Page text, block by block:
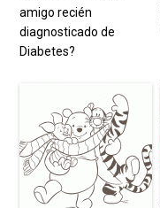
amigo recién
diagnosticado de
Diabetes?